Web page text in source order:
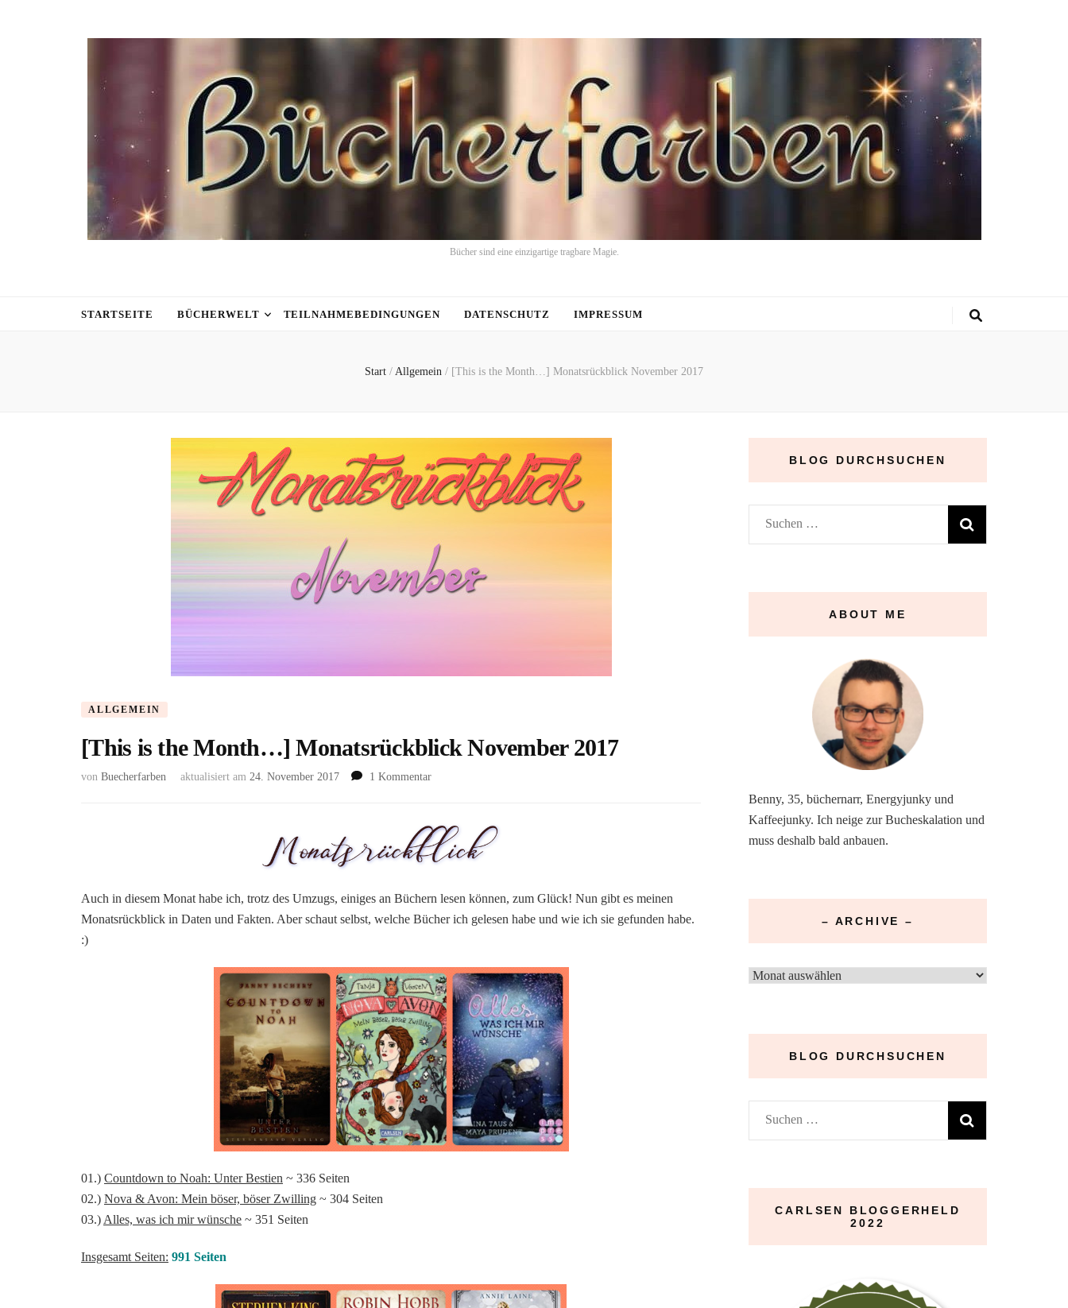
Bücher sind eine einzigartige tragbare Magie.
STARTSEITE BÜCHERWELT TEILNAHMEBEDINGUNGEN DATENSCHUTZ IMPRESSUM
Start / Allgemein / [This is the Month…] Monatsrückblick November 2017
ALLGEMEIN
[This is the Month…] Monatsrückblick November 2017
von Buecherfarben aktualisiert am 24. November 2017 1 Kommentarzu
the
Month…]
Monatsrückblick
2017
Auch in diesem Monat habe ich, trotz des Umzugs, einiges an Büchern lesen können, zum Glück! Nun gibt es meinen
Monatsrückblick in Daten und Fakten. Aber schaut selbst, welche Bücher ich gelesen habe und wie ich sie gefunden habe.
:)
01.) Countdown to Noah: Unter Bestien ~ 336 Seiten
02.) Nova & Avon: Mein böser, böser Zwilling ~ 304 Seiten
03.) Alles, was ich mir wünsche ~ 351 Seiten
Insgesamt Seiten: 991 Seiten
BLOG DURCHSUCHEN
Suchen
nach:
ABOUT ME
Benny, 35, büchernarr, Energyjunky und
Kaffeejunky. Ich neige zur Bucheskalation und
muss deshalb bald anbauen.
– ARCHIVE –
–
BLOG DURCHSUCHEN
Suchen
nach:
CARLSEN BLOGGERHELD
2022